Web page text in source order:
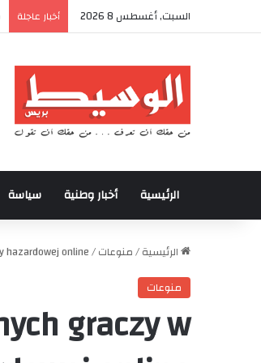
السبت, أغسطس 8 2026 أخبار عاجلة
الرئيسية أخبار وطنية سياسة
الرئيسية/منوعات/
hazardowej online
منوعات
graczy w